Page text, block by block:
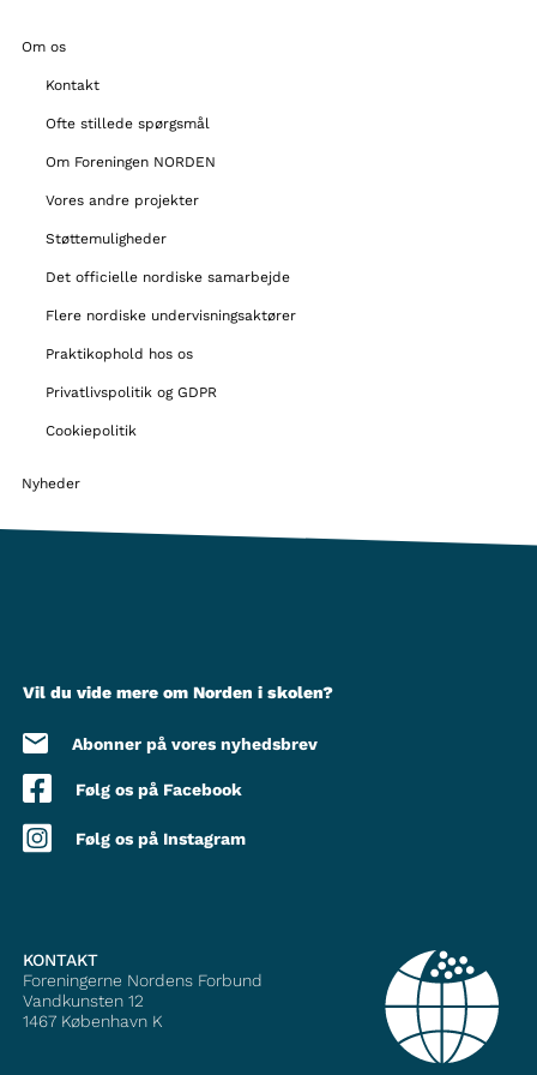
Om os
Kontakt
Ofte stillede spørgsmål
Om Foreningen NORDEN
Vores andre projekter
Støttemuligheder
Det officielle nordiske samarbejde
Flere nordiske undervisningsaktører
Praktikophold hos os
Privatlivspolitik og GDPR
Cookiepolitik
Nyheder
Vil du vide mere om Norden i skolen?
Abonner på vores nyhedsbrev
Følg os på Facebook
Følg os på Instagram
KONTAKT
Foreningerne Nordens Forbund
Vandkunsten 12
1467 København K